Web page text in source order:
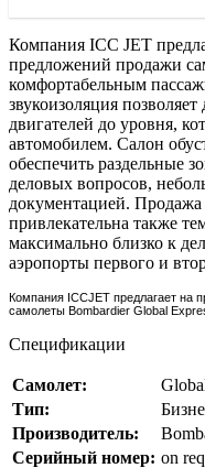
Компания ICC JET
предложений продажи
комфортабельным
звукоизоляция
двигателей до уровня,
автомобилем. Салон
обеспечить раздельные
деловых вопросов,
документацией. Продажа
привлекательна также
максимально близко к
аэропорты первого и
Компания ICCJET предлагает на
самолеты Bombardier Global
Спецификации
Самолет:
Тип:
Производитель:
Серийный номер: on